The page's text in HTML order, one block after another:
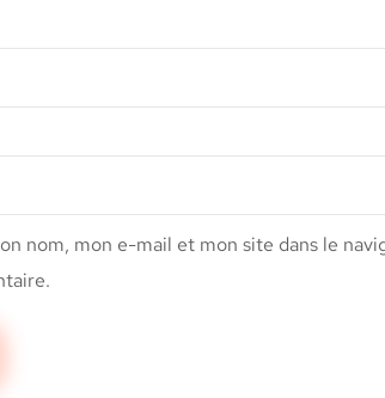
nom, mon e-mail et mon site dans le